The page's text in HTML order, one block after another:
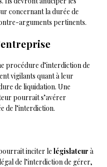
concernant la durée de
arguments pertinents.
procédure d’interdiction de
vigilants quant à leur
de liquidation. Une
pourrait s’avérer
de l’interdiction.
inciter le législateur à
de l’interdiction de gérer,